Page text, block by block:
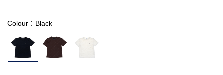
Colour：Black